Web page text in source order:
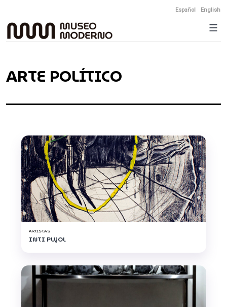
to
content
Español English
ARTE POLÍTICO
ARTISTAS
INTI PUJOL